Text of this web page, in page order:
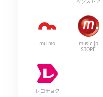
mu-mo
music.jp
STORE
レコチョク